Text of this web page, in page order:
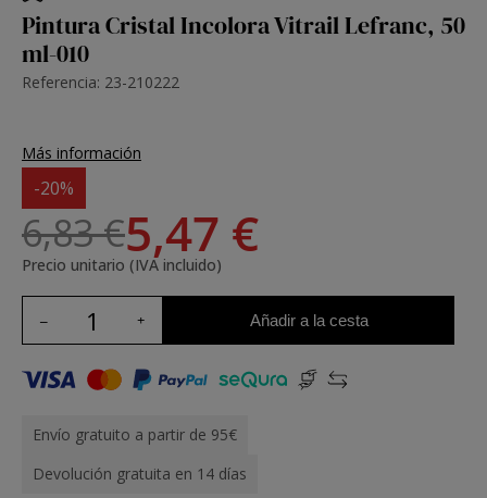
Pintura Cristal Incolora Vitrail Lefranc, 50
ml-010
Referencia: 23-210222
Más información
-20%
6,83 €5,47 €
Precio unitario (IVA incluido)
Añadir a la cesta
Envío gratuito a partir de 95€
Devolución gratuita en 14 días